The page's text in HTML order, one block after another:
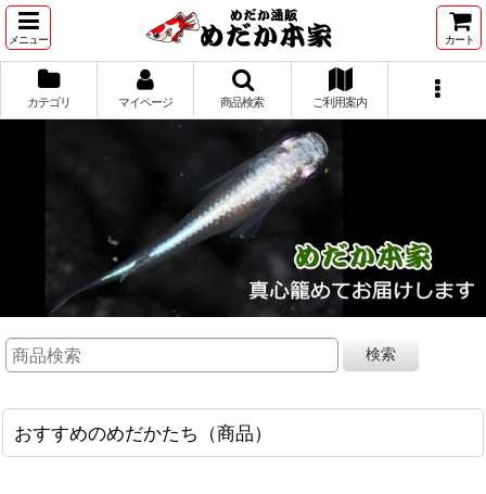
メニュー カート
カテゴリ マイページ 商品検索 ご利用案内
検索
おすすめのめだかたち（商品）